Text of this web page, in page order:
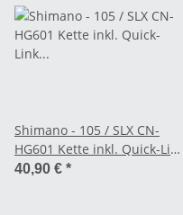
Shimano - 105 / SLX CN-
HG601 Kette inkl. Quick-Link
Kettenschloss 138 Glieder -
40,90 € *